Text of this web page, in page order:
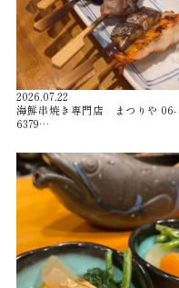
2026.07.22
海鮮串焼き専門店 まつりや 06-
6379…